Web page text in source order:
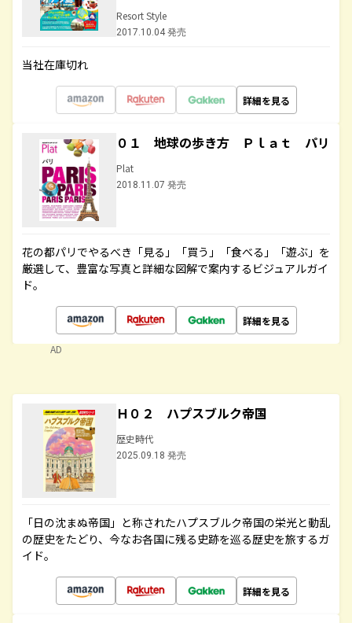
Resort Style
2017.10.04 発売
当社在庫切れ
詳細を見る
０１ 地球の歩き方 Ｐｌａｔ パリ
Plat
2018.11.07 発売
花の都パリでやるべき「見る」「買う」「食べる」「遊ぶ」を
厳選して、豊富な写真と詳細な図解で案内するビジュアルガイ
ド。
詳細を見る
AD
Ｈ０２ ハプスブルク帝国
歴史時代
2025.09.18 発売
「日の沈まぬ帝国」と称されたハプスブルク帝国の栄光と動乱
の歴史をたどり、今なお各国に残る史跡を巡る歴史を旅するガ
イド。
詳細を見る